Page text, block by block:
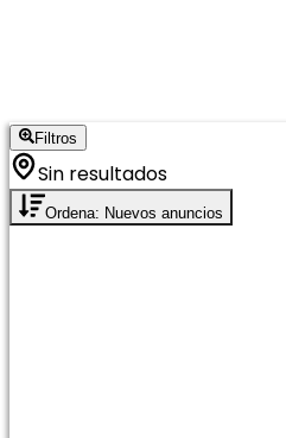
Filtros
Sin resultados
Ordena: Nuevos anuncios